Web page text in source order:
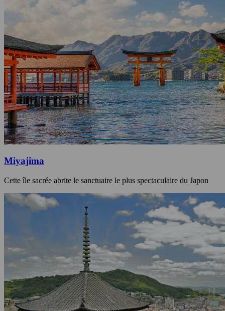
Miyajima
Cette île sacrée abrite le sanctuaire le plus spectaculaire du Japon